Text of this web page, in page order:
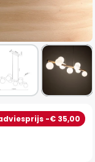
-€ 35,00